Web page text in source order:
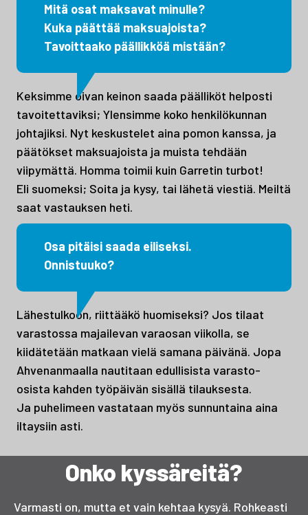
Mitä osat maksavat minulle?
Kuka päättää maksuajoista?
Tavoittaako päällikköä mistään?
Keksimme oivan keinon saada päälliköt helposti
tavoitettaviksi; Ylensimme koko henkilökunnan
johtajiksi. Nyt keskustelet aina pomon kanssa, ja
päätökset maksuajoista ja muista tehdään
viipymättä. Homma toimii kuin Garretin turbot!
Eli suomeksi; Soita ja kysy, tai lähetä viestiä. Meiltä
saat vastauksen heti.
Osa pitäisi saada eiliseksi.
Onnistuuko?
Lähestulkoon, riittääkö huomiseksi? Jos tilaat
varastossa majailevan varaosan viikolla, se
kiidätetään matkaan vielä samana päivänä. Jopa
Ahvenanmaalla nautitaan edullisista varasto-
osista kahden työpäivän sisällä tilauksesta.
Ja puhelimeen vastataan myös sunnuntaina aina
iltaysiin asti.
Onko kyssäreitä?
Varmasti on, mutta et vain kehtaa kysyä. Rohkeasti